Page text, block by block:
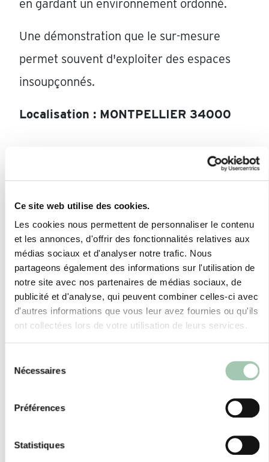
Ce site web utilise des cookies.
Les cookies nous permettent de personnaliser le contenu
et les annonces, d'offrir des fonctionnalités relatives aux
médias sociaux et d'analyser notre trafic. Nous
partageons également des informations sur l'utilisation de
notre site avec nos partenaires de médias sociaux, de
publicité et d'analyse, qui peuvent combiner celles-ci avec
d'autres informations que vous leur avez fournies ou qu'ils
ont collectées lors de votre utilisation de leurs services.
Nécessaires
Préférences
Statistiques
en gardant un environnement ordonné.
Une démonstration que le sur-mesure
permet souvent d'exploiter des espaces
insoupçonnés.
Localisation : MONTPELLIER 34000
Actualités et réalisations
de Quadro MONTPELLIER